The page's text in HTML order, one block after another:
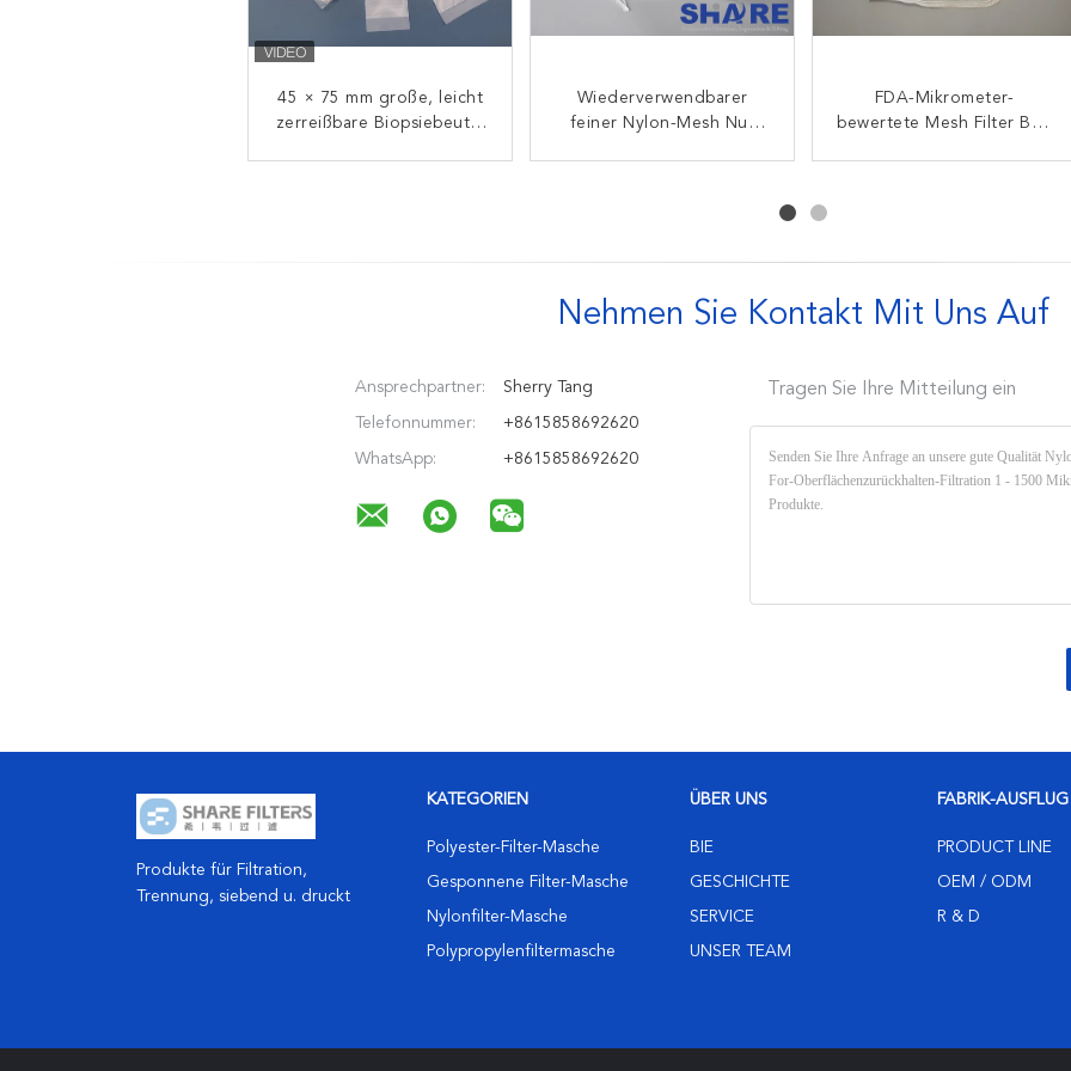
45 × 75 mm große, leicht
zerreißbare Biopsiebeutel
Wiederverwendbarer
feiner Nylon-Mesh Nut
FDA-Mikrometer-
bewertete Mesh Filter Bag
100 Mikron Nylonnetz
Filterbeutel für die
16 25 37 75 Mikron-
Rosin-Press-Extraktions-
Zusammengesetzter
Nylonnetz Filterbeutel
Nehmen Sie Kontakt Mit Uns Auf
Ansprechpartner: Sherry Tang
Telefonnummer: +8615858692620
WhatsApp: +8615858692620
Tragen Sie Ihre Mitteilung ein
Produkte für Filtration,
Trennung, siebend u. druckt
KATEGORIEN
Polyester-Filter-Masche
Gesponnene Filter-Masche
Nylonfilter-Masche
Polypropylenfiltermasche
ÜBER UNS
BIE
GESCHICHTE
SERVICE
UNSER TEAM
FABRIK-AUSFLUG
PRODUCT LINE
OEM / ODM
R & D